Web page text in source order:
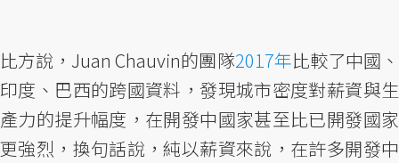
比方說，Juan Chauvin的團隊2017年比較了中國、
印度、巴西的跨國資料，發現城市密度對薪資與生
產力的提升幅度，在開發中國家甚至比已開發國家
更強烈，換句話說，純以薪資來說，在許多開發中